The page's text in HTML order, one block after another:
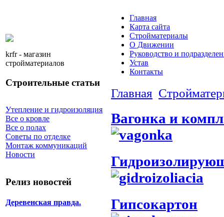
krfr - магазин
стройматериалов
Строительные статьи
Утепление и гидроизоляция
Все о кровле
Все о полах
Советы по отделке
Монтаж коммуникаций
Новости
Релиз новостей
Деревенская правда.
Главная
Карта сайта
Стройматериалы
О Движении
Руководство и
Устав
Контакты
Главная
Вагонка и
Гипсокартон